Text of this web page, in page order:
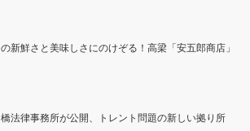
新鮮さと美味しさにのけぞる！高梁「安五郎商店」
法律事務所が公開、トレント問題の新しい拠り所